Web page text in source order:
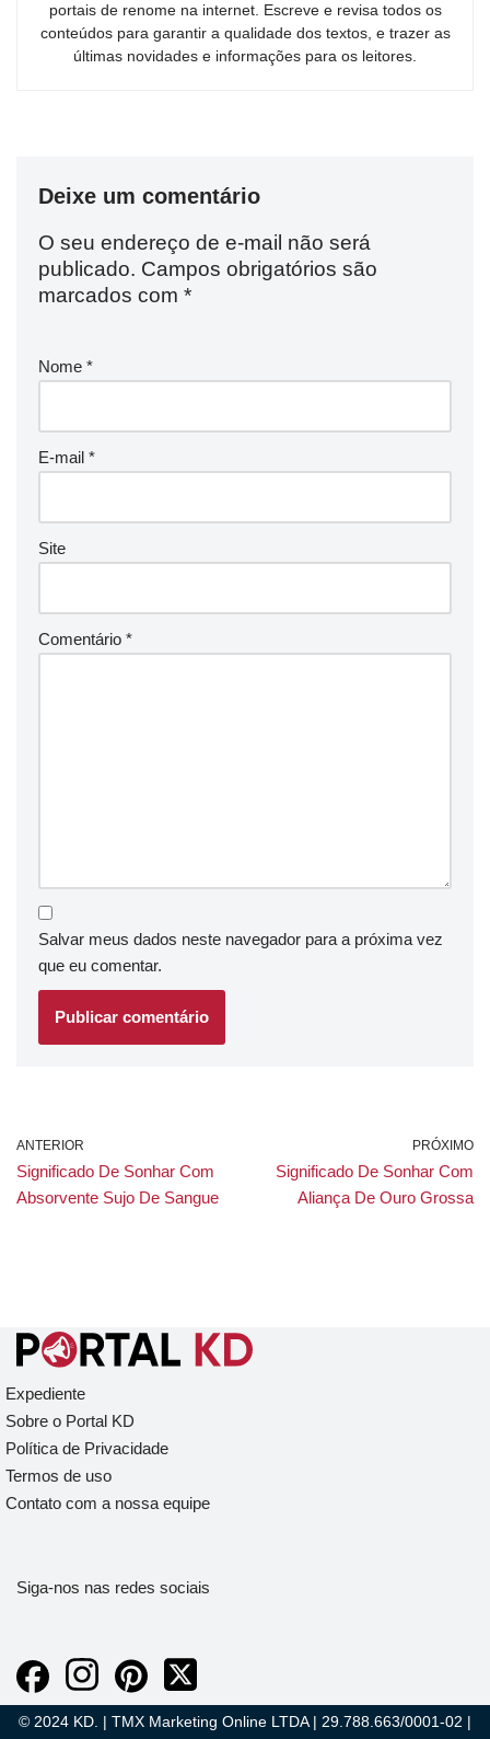
portais de renome na internet. Escreve e revisa todos os
conteúdos para garantir a qualidade dos textos, e trazer as
últimas novidades e informações para os leitores.
Deixe um comentário
O seu endereço de e-mail não será
publicado. Campos obrigatórios são
marcados com *
Nome *
E-mail *
Site
Comentário *
Salvar meus dados neste navegador para a próxima vez
que eu comentar.
ANTERIOR
Significado De Sonhar Com
Absorvente Sujo De Sangue
PRÓXIMO
Significado De Sonhar Com
Aliança De Ouro Grossa
Expediente
Sobre o Portal KD
Política de Privacidade
Termos de uso
Contato com a nossa equipe
Siga-nos nas redes sociais
© 2024 KD. | TMX Marketing Online LTDA | 29.788.663/0001-02 |